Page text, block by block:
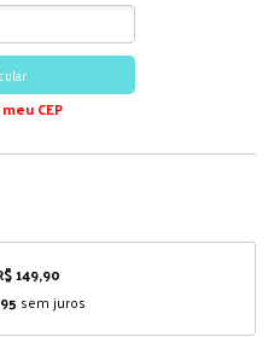
CEP
149,90
sem juros